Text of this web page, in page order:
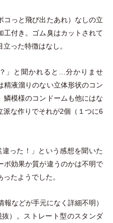
コっと飛び出たあれ） なしの立
工付き。ゴム臭はカットされて
った特徴はなし。
」
と聞かれると…分かりませ
液溜りのない立体形状のコン
鱗模様のコンドームも他にはな
派な作りでそれが2個 （ １つに6
った！ 」
という感想を聞いた
ボ効果か質が違うのかは不明で
たようでした。
報などが手元になく詳細不明 ）
抜）
。ストレート型のスタンダ